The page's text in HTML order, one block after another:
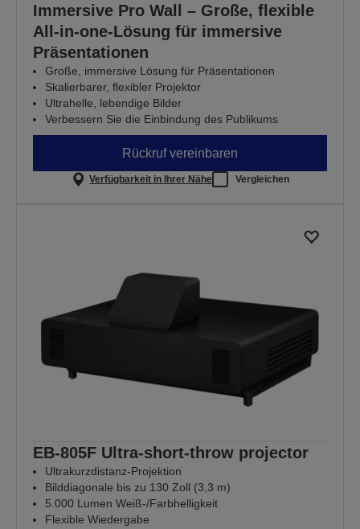
Immersive Pro Wall – Große, flexible
All-in-one-Lösung für immersive
Präsentationen
Große, immersive Lösung für Präsentationen
Skalierbarer, flexibler Projektor
Ultrahelle, lebendige Bilder
Verbessern Sie die Einbindung des Publikums
Rückruf vereinbaren
Verfügbarkeit in Ihrer Nähe Vergleichen
EB-805F Ultra-short-throw projector
Ultrakurzdistanz-Projektion
Bilddiagonale bis zu 130 Zoll (3,3 m)
5.000 Lumen Weiß-/Farbhelligkeit
Flexible Wiedergabe